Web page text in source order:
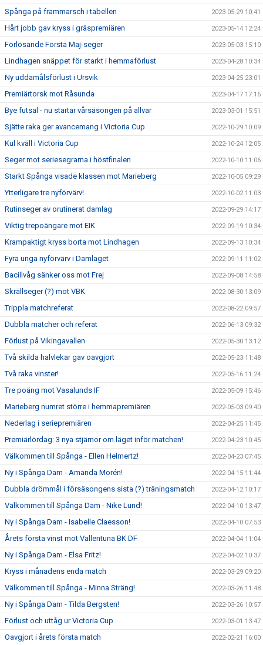
Spånga på frammarsch i tabellen 2023-05-29 10:41
Hårt jobb gav kryss i gräspremiären 2023-05-14 12:24
Förlösande Första Maj-seger 2023-05-03 15:10
Lindhagen snäppet för starkt i hemmaförlust 2023-04-28 10:34
Ny uddamålsförlust i Ursvik 2023-04-25 23:01
Premiärtorsk mot Råsunda 2023-04-17 17:16
Bye futsal - nu startar vårsäsongen på allvar 2023-03-01 15:51
Sjätte raka ger avancemang i Victoria Cup 2022-10-29 10:09
Kul kväll i Victoria Cup 2022-10-24 12:05
Seger mot seriesegrarna i höstfinalen 2022-10-10 11:06
Starkt Spånga visade klassen mot Marieberg 2022-10-05 09:29
Ytterligare tre nyförvärv! 2022-10-02 11:03
Rutinseger av orutinerat damlag 2022-09-29 14:17
Viktig trepoängare mot EIK 2022-09-19 10:34
Krampaktigt kryss borta mot Lindhagen 2022-09-13 10:34
Fyra unga nyförvärv i Damlaget 2022-09-11 11:02
Bacillvåg sänker oss mot Frej 2022-09-08 14:58
Skrällseger (?) mot VBK 2022-08-30 13:09
Trippla matchreferat 2022-08-22 09:57
Dubbla matcher och referat 2022-06-13 09:32
Förlust på Vikingavallen 2022-05-30 13:12
Två skilda halvlekar gav oavgjort 2022-05-23 11:48
Två raka vinster! 2022-05-16 11:24
Tre poäng mot Vasalunds IF 2022-05-09 15:46
Marieberg numret större i hemmapremiären 2022-05-03 09:40
Nederlag i seriepremiären 2022-04-25 11:45
Premiärlördag: 3 nya stjärnor om läget inför matchen! 2022-04-23 10:45
Välkommen till Spånga - Ellen Helmertz! 2022-04-23 07:45
Ny i Spånga Dam - Amanda Morén! 2022-04-15 11:44
Dubbla drömmål i försäsongens sista (?) träningsmatch 2022-04-12 10:17
Välkommen till Spånga Dam - Nike Lund! 2022-04-10 13:47
Ny i Spånga Dam - Isabelle Claesson! 2022-04-10 07:53
Årets första vinst mot Vallentuna BK DF 2022-04-04 11:04
Ny i Spånga Dam - Elsa Fritz! 2022-04-02 10:37
Kryss i månadens enda match 2022-03-29 09:20
Välkommen till Spånga - Minna Sträng! 2022-03-26 11:48
Ny i Spånga Dam - Tilda Bergsten! 2022-03-26 10:57
Förlust och uttåg ur Victoria Cup 2022-03-01 13:47
Oavgjort i årets första match 2022-02-21 16:00